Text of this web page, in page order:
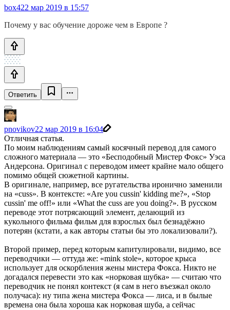
box422 мар 2019 в 15:57
Почему у вас обучение дороже чем в Европе ?
Ответить
pnovikov22 мар 2019 в 16:04
Отличная статья.
По моим наблюдениям самый косячный перевод для самого
сложного материала — это «Бесподобный Мистер Фокс» Уэса
Андерсона. Оригинал с переводом имеет крайне мало общего
помимо общей сюжетной картины.
В оригинале, например, все ругательства иронично заменили
на «cuss». В контексте: «Are you cussin' kidding me?», «Stop
cussin' me off!» или «What the cuss are you doing?». В русском
переводе этот потрясающий элемент, делающий из
кукольного фильма фильм для взрослых был безнадёжно
потерян (кстати, а как авторы статьи бы это локализовали?).
Второй пример, перед которым капитулировали, видимо, все
переводчики — оттуда же: «mink stole», которое крыса
использует для оскорбления жены мистера Фокса. Никто не
догадался перевести это как «норковая шубка» — считаю что
переводчик не понял контекст (я сам в него въезжал около
получаса): ну типа жена мистера Фокса — лиса, и в былые
времена она была хороша как норковая шуба, а сейчас